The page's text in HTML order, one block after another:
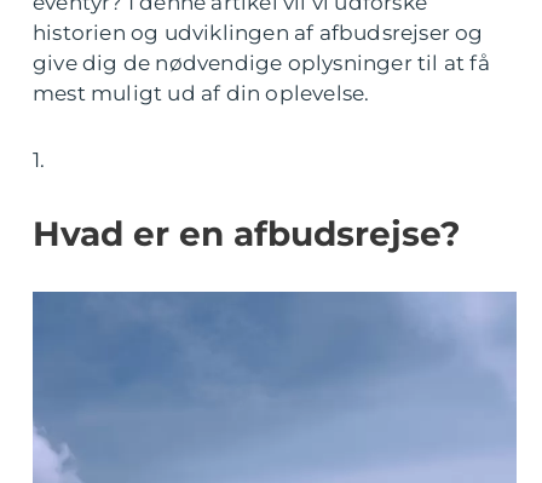
historien og udviklingen af afbudsrejser og
give dig de nødvendige oplysninger til at få
mest muligt ud af din oplevelse.
1.
Hvad er en afbudsrejse?